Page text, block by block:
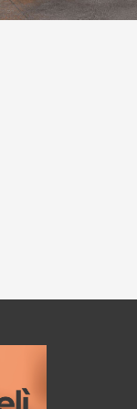
extérieur à